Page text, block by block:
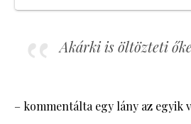
Akárki is öltözteti
– kommentálta egy lány az egyik